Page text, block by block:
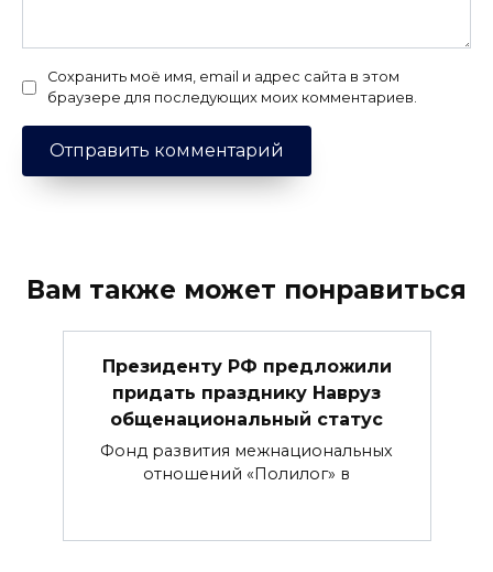
Сохранить моё имя, email и адрес сайта в этом
браузере для последующих моих комментариев.
Вам также может понравиться
Президенту РФ предложили
придать празднику Навруз
общенациональный статус
Фонд развития межнациональных
отношений «Полилог» в